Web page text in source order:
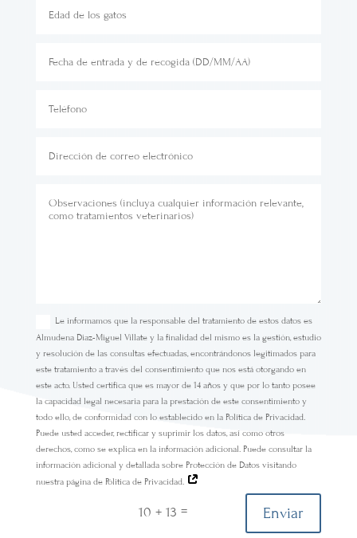
Le informamos que la responsable del tratamiento de estos datos es
Almudena Diaz-Miguel Villate y la finalidad del mismo es la gestión, estudio
y resolución de las consultas efectuadas, encontrándonos legitimados para
este tratamiento a través del consentimiento que nos está otorgando en
este acto. Usted certifica que es mayor de 14 años y que por lo tanto posee
la capacidad legal necesaria para la prestación de este consentimiento y
todo ello, de conformidad con lo establecido en la Política de Privacidad.
Puede usted acceder, rectificar y suprimir los datos, así como otros
derechos, como se explica en la información adicional. Puede consultar la
información adicional y detallada sobre Protección de Datos visitando
nuestra página de Pólitica de Privacidad.
10 + 13 = Enviar